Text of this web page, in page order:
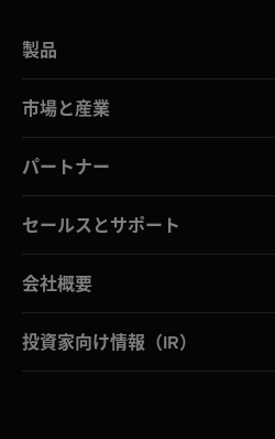
製品
市場と産業
パートナー
セールスとサポート
会社概要
投資家向け情報（IR）